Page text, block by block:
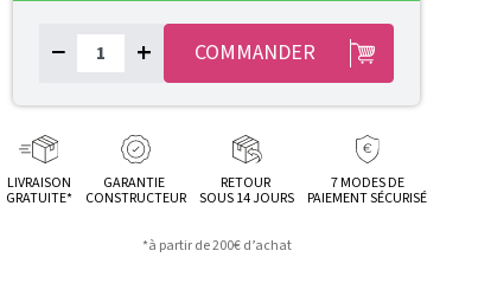
− + COMMANDER
LIVRAISON
GRATUITE*
GARANTIE
CONSTRUCTEUR
RETOUR
SOUS 14 JOURS
7 MODES DE
PAIEMENT SÉCURISÉ
*à partir de 200€ d’achat